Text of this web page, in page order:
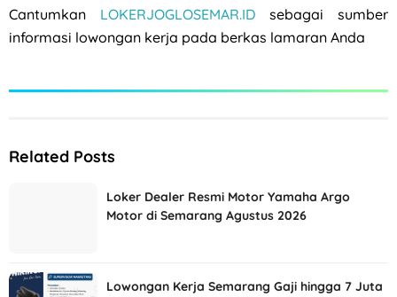
Cantumkan LOKERJOGLOSEMAR.ID sebagai sumber
informasi lowongan kerja pada berkas lamaran Anda
Related Posts
Loker Dealer Resmi Motor Yamaha Argo
Motor di Semarang Agustus 2026
Lowongan Kerja Semarang Gaji hingga 7 Juta